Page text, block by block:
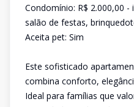
Condomínio: R$ 2.000,00
salão de festas,
Aceita pet: Sim
Este sofisticado
combina conforto,
Ideal para famílias que